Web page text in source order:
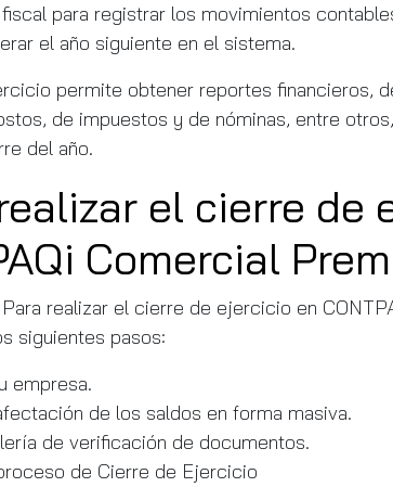
fiscal para registrar los movimientos
el año siguiente en el sistema.
permite obtener reportes financieros,
de impuestos y de nóminas, entre
del año.
el cierre de
Comercial
Para realizar el cierre de ejercicio en
siguientes pasos:
empresa.
de los saldos en forma masiva.
de verificación de documentos.
de Cierre de Ejercicio